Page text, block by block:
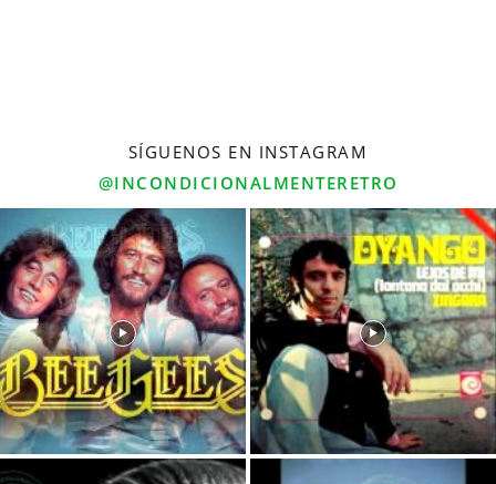
SÍGUENOS EN INSTAGRAM
@INCONDICIONALMENTERETRO